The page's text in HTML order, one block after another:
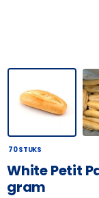
70 STUKS
White Petit
gram